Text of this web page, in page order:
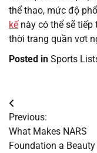
thể thao, mức độ
kếnày có thể sẽ tiếp
thời trang quần vợt
Posted in Sports
Post
navigation
Previous:
What Makes NARS
Foundation a Beauty